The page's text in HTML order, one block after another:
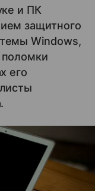
и ПК
защитного
Windows,
его